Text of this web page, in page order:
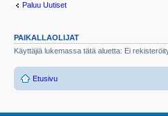
Paluu Uutiset
PAIKALLAOLIJAT
Käyttäjiä lukemassa tätä aluetta: Ei
Etusivu